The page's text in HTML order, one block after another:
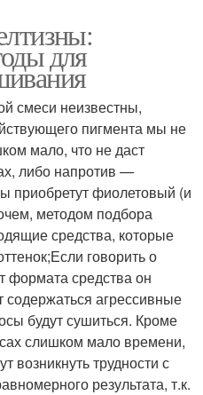
для
смеси неизвестны,
пигмента мы не
мало, что не даст
либо напротив —
приобретут фиолетовый (и
методом подбора
средства, которые
говорить о
формата средства он
агрессивные
будут сушиться. Кроме
слишком мало времени,
возникнуть трудности с
результата, т.к.